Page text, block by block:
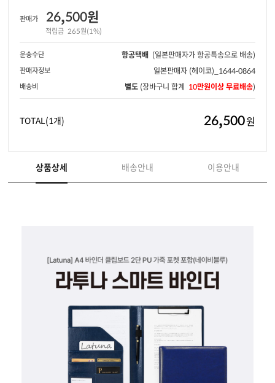
상품상세 배송안내 이용안내
판매가 26,500원
적립금 265원(1%)
운송수단 항공택배 (일본판매자가 항공특송으로 배송)
판매자정보 일본판매자 (헤이코)_1644-0864
배송비 별도 (장바구니 합계 10만원이상 무료배송)
TOTAL 26,500원
(1개)